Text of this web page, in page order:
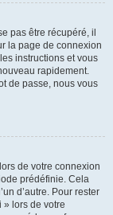
pas être récupéré, il
la page de connexion
instructions et vous
rapidement.
de passe, nous vous
de votre connexion
prédéfinie. Cela
d’autre. Pour rester
» lors de votre